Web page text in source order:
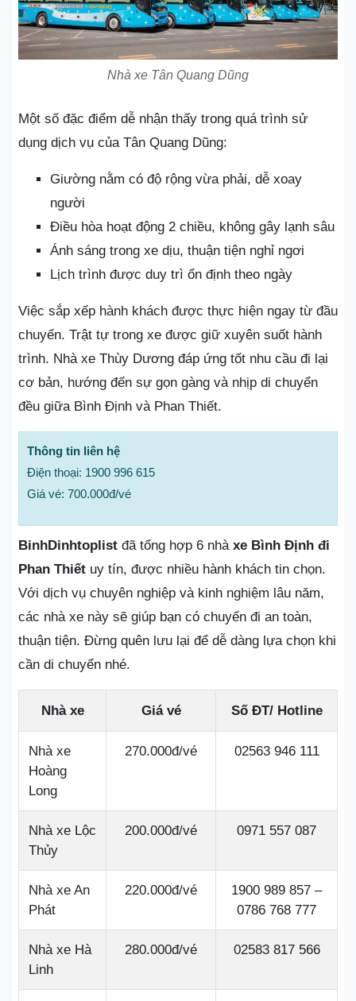
Nhà xe Tân Quang Dũng
Một số đặc điểm dễ nhận thấy trong quá trình sử
dụng dịch vụ của Tân Quang Dũng:
Giường nằm có độ rộng vừa phải, dễ xoay
người
Điều hòa hoạt động 2 chiều, không gây lạnh sâu
Ánh sáng trong xe dịu, thuận tiện nghỉ ngơi
Lịch trình được duy trì ổn định theo ngày
Việc sắp xếp hành khách được thực hiện ngay từ đầu
chuyến. Trật tự trong xe được giữ xuyên suốt hành
trình. Nhà xe Thùy Dương đáp ứng tốt nhu cầu đi lại
cơ bản, hướng đến sự gọn gàng và nhịp di chuyển
đều giữa Bình Định và Phan Thiết.
Thông tin liên hệ
Điện thoại: 1900 996 615
Giá vé: 700.000đ/vé
BinhDinhtoplist đã tổng hợp 6 nhà xe Bình Định đi
Phan Thiết uy tín, được nhiều hành khách tin chọn.
Với dịch vụ chuyên nghiệp và kinh nghiệm lâu năm,
các nhà xe này sẽ giúp bạn có chuyến đi an toàn,
thuận tiện. Đừng quên lưu lại để dễ dàng lựa chọn khi
cần di chuyển nhé.
Nhà xe Giá vé Số ĐT/ Hotline
Nhà xe
Hoàng
Long
270.000đ/vé 02563 946 111
Nhà xe Lộc
Thủy
200.000đ/vé 0971 557 087
Nhà xe An
Phát
220.000đ/vé
1900 989 857 –
0786 768 777
Nhà xe Hà
Linh
280.000đ/vé 02583 817 566